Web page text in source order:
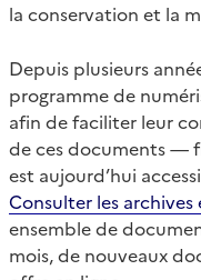
la conservation et la
Depuis plusieurs
programme de
afin de faciliter leur
de ces documents —
est aujourd’hui
Consulter les archives
ensemble de
mois, de nouveaux